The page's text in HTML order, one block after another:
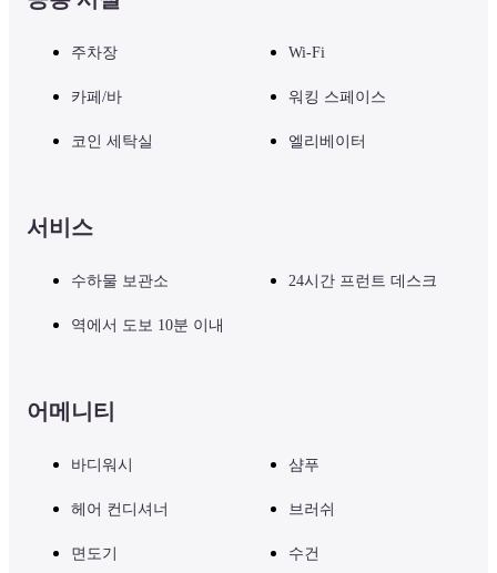
입니다. 창가에 넓은 소파와 테이블이 구비되어 있어 생활 공간으로
5성급 라이스 마이스터가 감독하는 이 오니기리 아침 식사는 쌀의 구
아침에 서양 음식을 선호하는 사람들은 푸짐한 미국식 아침 식사를
식사는 유료입니다. 자세한 내용은 OMO5 도쿄 고탄다 공식 홈
◇ 어메니티
수건, 드라이어, 옷걸이, 슬리퍼, 스테이 웨어
주차장 Wi-Fi
카페/바 워킹 스페이스
코인 세탁실 엘리베이터
서비스
수하물 보관소 24시간 프런트 데스크
역에서 도보 10분 이내
어메니티
바디워시 샴푸
헤어 컨디셔너 브러쉬
면도기 수건